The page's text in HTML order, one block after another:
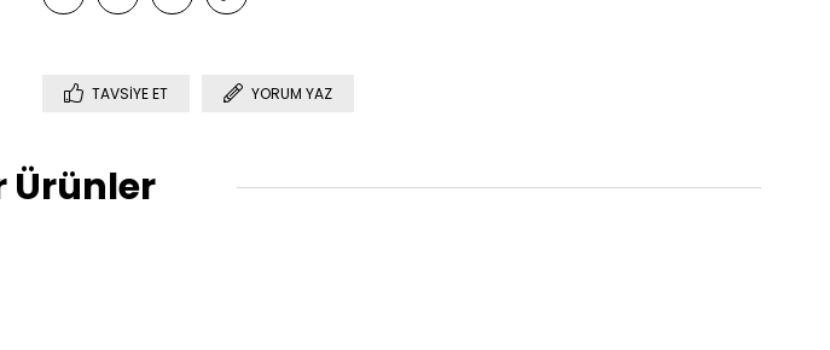
TAVSIYE ET YORUM YAZ
Ürünler